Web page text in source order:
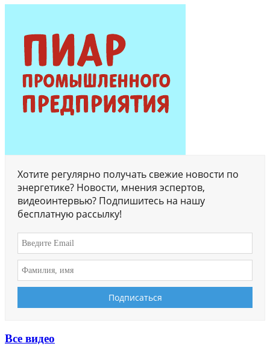
Хотите регулярно получать свежие новости по
энергетике? Новости, мнения эспертов,
видеоинтервью? Подпишитесь на нашу
бесплатную рассылку!
Все видео